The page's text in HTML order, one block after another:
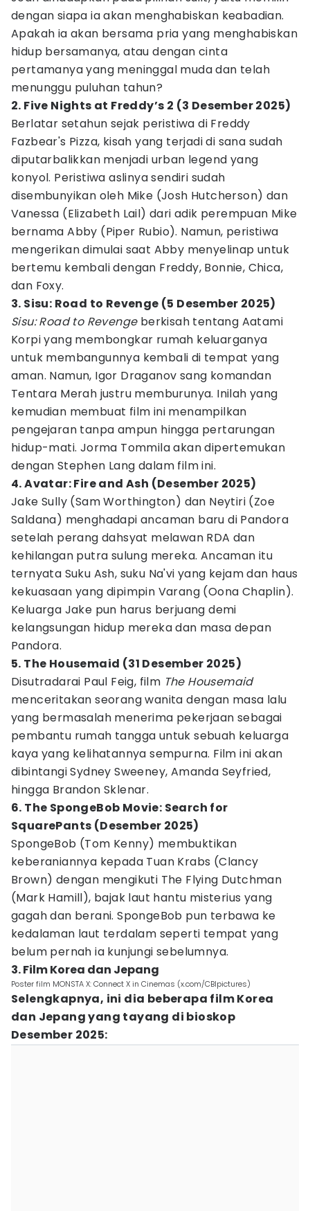
dengan siapa ia akan menghabiskan keabadian.
Apakah ia akan bersama pria yang menghabiskan
hidup bersamanya, atau dengan cinta
pertamanya yang meninggal muda dan telah
menunggu puluhan tahun?
2. Five Nights at Freddy’s 2 (3 Desember 2025)
Berlatar setahun sejak peristiwa di Freddy
Fazbear's Pizza, kisah yang terjadi di sana sudah
diputarbalikkan menjadi urban legend yang
konyol. Peristiwa aslinya sendiri sudah
disembunyikan oleh Mike (Josh Hutcherson) dan
Vanessa (Elizabeth Lail) dari adik perempuan Mike
bernama Abby (Piper Rubio). Namun, peristiwa
mengerikan dimulai saat Abby menyelinap untuk
bertemu kembali dengan Freddy, Bonnie, Chica,
dan Foxy.
3. Sisu: Road to Revenge (5 Desember 2025)
Sisu: Road to Revengeberkisah tentang Aatami
Korpi yang membongkar rumah keluarganya
untuk membangunnya kembali di tempat yang
aman. Namun, Igor Draganov sang komandan
Tentara Merah justru memburunya. Inilah yang
kemudian membuat film ini menampilkan
pengejaran tanpa ampun hingga pertarungan
hidup-mati. Jorma Tommila akan dipertemukan
dengan Stephen Lang dalam film ini.
4. Avatar: Fire and Ash (Desember 2025)
Jake Sully (Sam Worthington) dan Neytiri (Zoe
Saldana) menghadapi ancaman baru di Pandora
setelah perang dahsyat melawan RDA dan
kehilangan putra sulung mereka. Ancaman itu
ternyata Suku Ash, suku Na'vi yang kejam dan haus
kekuasaan yang dipimpin Varang (Oona Chaplin).
Keluarga Jake pun harus berjuang demi
kelangsungan hidup mereka dan masa depan
Pandora.
5. The Housemaid (31 Desember 2025)
Disutradarai Paul Feig, film The Housemaid
menceritakan seorang wanita dengan masa lalu
yang bermasalah menerima pekerjaan sebagai
pembantu rumah tangga untuk sebuah keluarga
kaya yang kelihatannya sempurna. Film ini akan
dibintangi Sydney Sweeney, Amanda Seyfried,
hingga Brandon Sklenar.
6. The SpongeBob Movie: Search for
SquarePants (Desember 2025)
SpongeBob (Tom Kenny) membuktikan
keberaniannya kepada Tuan Krabs (Clancy
Brown) dengan mengikuti The Flying Dutchman
(Mark Hamill), bajak laut hantu misterius yang
gagah dan berani. SpongeBob pun terbawa ke
kedalaman laut terdalam seperti tempat yang
belum pernah ia kunjungi sebelumnya.
3. Film Korea dan Jepang
Poster film MONSTA X: Connect X in Cinemas (x.com/CBIpictures)
Selengkapnya, ini dia beberapa film Korea
dan Jepang yang tayang di bioskop
Desember 2025: